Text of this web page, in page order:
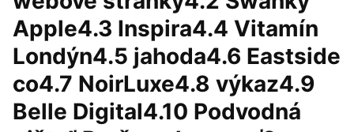
Apple4.3 Inspira4.4 Vitamín
Londýn4.5 jahoda4.6 Eastside
co4.7 NoirLuxe4.8 výkaz4.9
Belle Digital4.10 Podvodná